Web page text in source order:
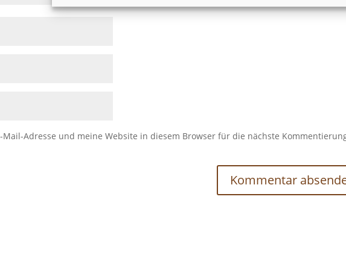
Mail-Adresse und meine Website in diesem Browser für die nächste